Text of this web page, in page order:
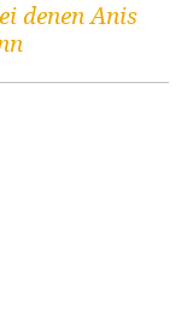
denen Anis